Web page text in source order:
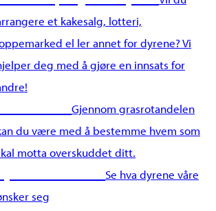
et kakesalg, lotteri,
el ler annet for dyrene? Vi
deg med å gjøre en innsats for
Gjennom grasrotandelen
du være med å bestemme hvem som
motta overskuddet ditt.
Se hva dyrene våre
seg